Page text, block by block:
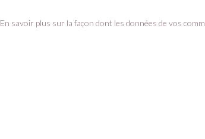
En savoir plus sur la façon dont les données de vos